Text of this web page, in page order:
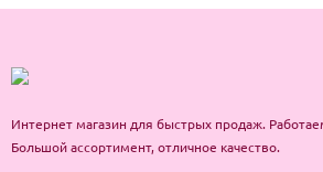
Интернет магазин для быстрых продаж.
Большой ассортимент, отличное качество.